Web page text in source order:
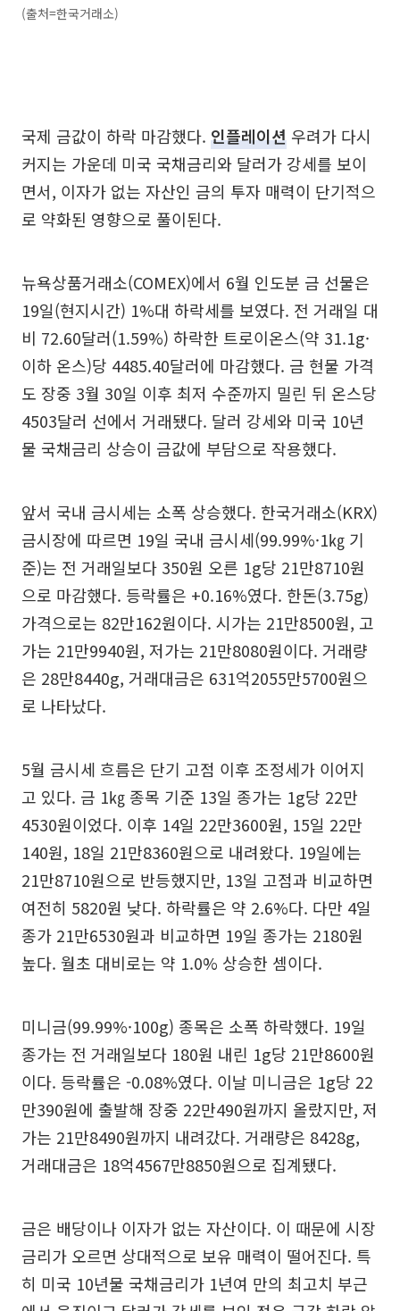
(출처=한국거래소)
국제 금값이 하락 마감했다. 인플레이션 우려가 다시
커지는 가운데 미국 국채금리와 달러가 강세를 보이
면서, 이자가 없는 자산인 금의 투자 매력이 단기적으
로 약화된 영향으로 풀이된다.
뉴욕상품거래소(COMEX)에서 6월 인도분 금 선물은
19일(현지시간) 1%대 하락세를 보였다. 전 거래일 대
비 72.60달러(1.59%) 하락한 트로이온스(약 31.1g·
이하 온스)당 4485.40달러에 마감했다. 금 현물 가격
도 장중 3월 30일 이후 최저 수준까지 밀린 뒤 온스당
4503달러 선에서 거래됐다. 달러 강세와 미국 10년
물 국채금리 상승이 금값에 부담으로 작용했다.
앞서 국내 금시세는 소폭 상승했다. 한국거래소(KRX)
금시장에 따르면 19일 국내 금시세(99.99%·1㎏ 기
준)는 전 거래일보다 350원 오른 1g당 21만8710원
으로 마감했다. 등락률은 +0.16%였다. 한돈(3.75g)
가격으로는 82만162원이다. 시가는 21만8500원, 고
가는 21만9940원, 저가는 21만8080원이다. 거래량
은 28만8440g, 거래대금은 631억2055만5700원으
로 나타났다.
5월 금시세 흐름은 단기 고점 이후 조정세가 이어지
고 있다. 금 1㎏ 종목 기준 13일 종가는 1g당 22만
4530원이었다. 이후 14일 22만3600원, 15일 22만
140원, 18일 21만8360원으로 내려왔다. 19일에는
21만8710원으로 반등했지만, 13일 고점과 비교하면
여전히 5820원 낮다. 하락률은 약 2.6%다. 다만 4일
종가 21만6530원과 비교하면 19일 종가는 2180원
높다. 월초 대비로는 약 1.0% 상승한 셈이다.
미니금(99.99%·100g) 종목은 소폭 하락했다. 19일
종가는 전 거래일보다 180원 내린 1g당 21만8600원
이다. 등락률은 -0.08%였다. 이날 미니금은 1g당 22
만390원에 출발해 장중 22만490원까지 올랐지만, 저
가는 21만8490원까지 내려갔다. 거래량은 8428g,
거래대금은 18억4567만8850원으로 집계됐다.
금은 배당이나 이자가 없는 자산이다. 이 때문에 시장
금리가 오르면 상대적으로 보유 매력이 떨어진다. 특
히 미국 10년물 국채금리가 1년여 만의 최고치 부근